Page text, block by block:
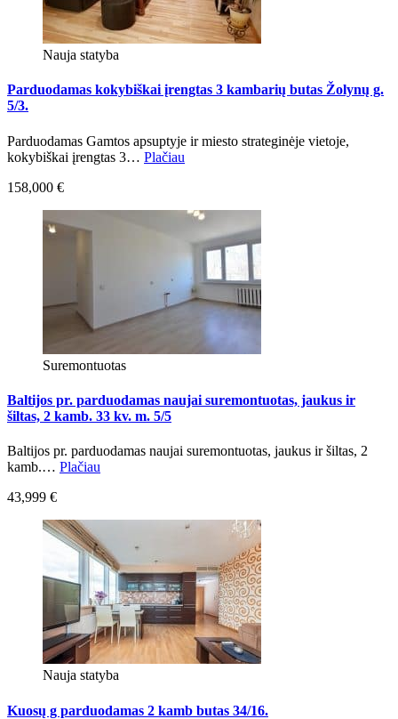
Nauja statyba
Parduodamas kokybiškai įrengtas 3 kambarių butas Žolynų g.
5/3.
Parduodamas Gamtos apsuptyje ir miesto strateginėje vietoje,
kokybiškai įrengtas 3… Plačiau
158,000 €
Suremontuotas
Baltijos pr. parduodamas naujai suremontuotas, jaukus ir
šiltas, 2 kamb. 33 kv. m. 5/5
Baltijos pr. parduodamas naujai suremontuotas, jaukus ir šiltas, 2
kamb.… Plačiau
43,999 €
Nauja statyba
Kuosų g parduodamas 2 kamb butas 34/16.